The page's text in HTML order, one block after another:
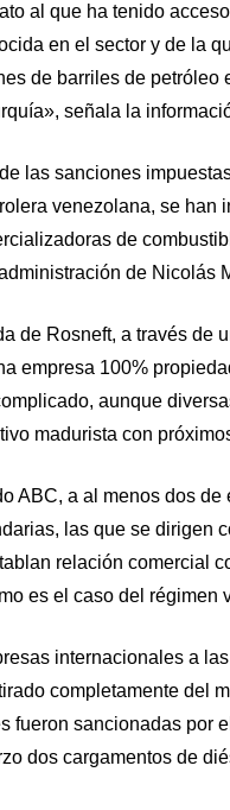
al que ha tenido acceso
en el sector y de la
de barriles de petróleo
señala la
las sanciones
venezolana, se han
de
de Nicolás
de Rosneft, a través de
empresa 100%
aunque
madurista con
ABC, a al menos dos
las que se dirigen
relación comercial
es el caso del régimen
internacionales a
completamente del
fueron sancionadas por
dos cargamentos de